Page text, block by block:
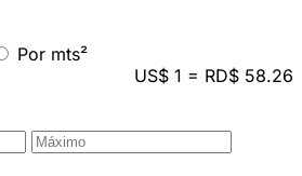
Por mts²
US$ 1 = RD$ 58.26